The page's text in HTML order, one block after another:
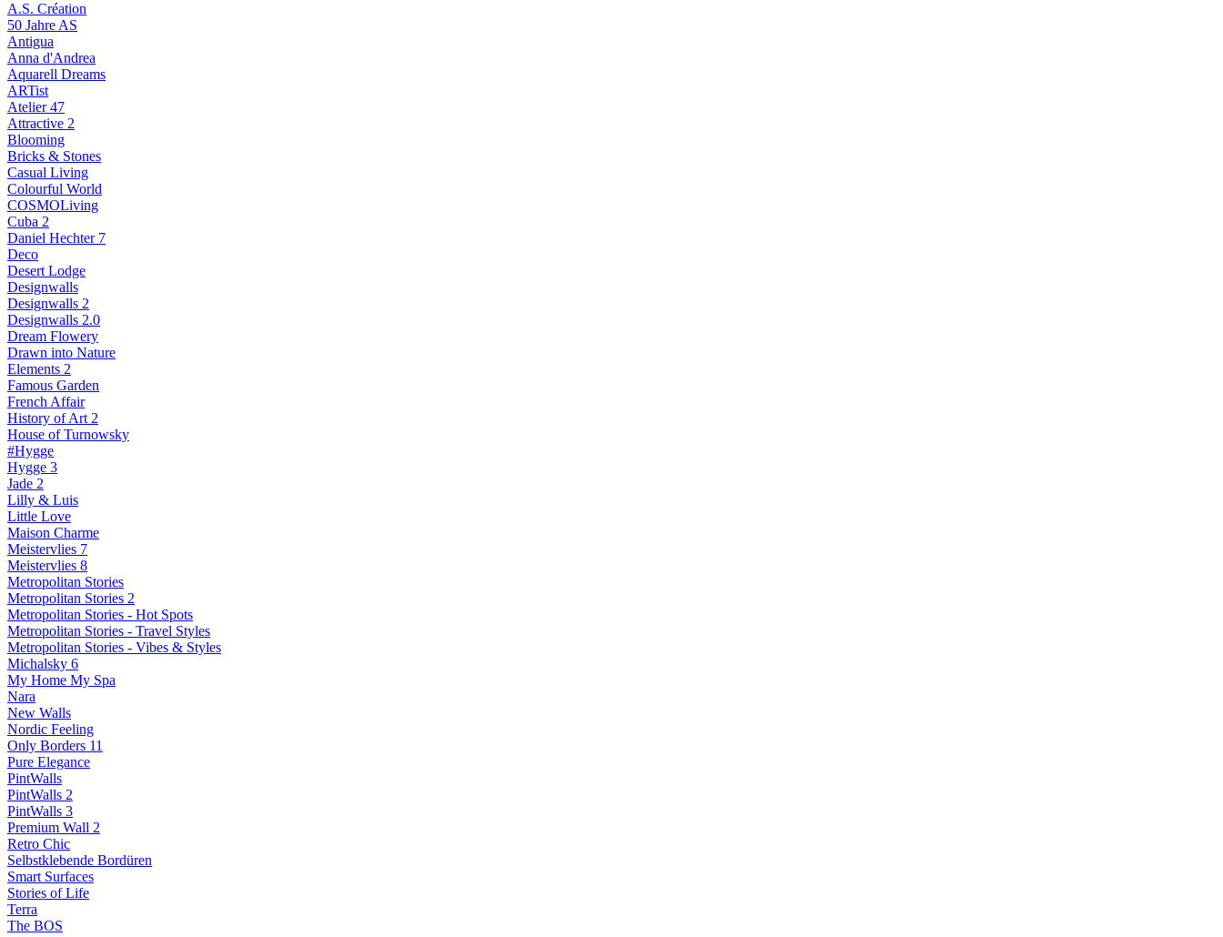
A.S. Création
50 Jahre AS
Antigua
Anna d'Andrea
Aquarell Dreams
ARTist
Atelier 47
Attractive 2
Blooming
Bricks & Stones
Casual Living
Colourful World
COSMOLiving
Cuba 2
Daniel Hechter 7
Deco
Desert Lodge
Designwalls
Designwalls 2
Designwalls 2.0
Dream Flowery
Drawn into Nature
Elements 2
Famous Garden
French Affair
History of Art 2
House of Turnowsky
#Hygge
Hygge 3
Jade 2
Lilly & Luis
Little Love
Maison Charme
Meistervlies 7
Meistervlies 8
Metropolitan Stories
Metropolitan Stories 2
Metropolitan Stories - Hot Spots
Metropolitan Stories - Travel Styles
Metropolitan Stories - Vibes & Styles
Michalsky 6
My Home My Spa
Nara
New Walls
Nordic Feeling
Only Borders 11
Pure Elegance
PintWalls
PintWalls 2
PintWalls 3
Premium Wall 2
Retro Chic
Selbstklebende Bordüren
Smart Surfaces
Stories of Life
Terra
The BOS